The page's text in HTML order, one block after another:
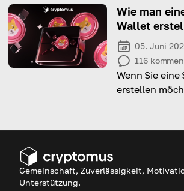
Tipps für
Transaktionen!
Wie man
Wallet
05. Juni
116
Wenn Sie
erstellen
Leitfaden Ihre
Gemeinschaft, Zuverlässigkeit,
Unterstützung.